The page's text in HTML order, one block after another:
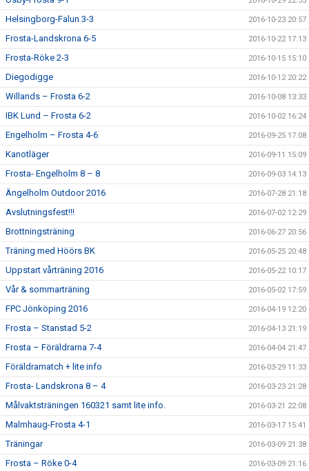
Helsingborg-Falun 3-3 2016-10-23 20:57
Frosta-Landskrona 6-5 2016-10-22 17:13
Frosta-Röke 2-3 2016-10-15 15:10
Diegodigge 2016-10-12 20:22
Willands – Frosta 6-2 2016-10-08 13:33
IBK Lund – Frosta 6-2 2016-10-02 16:24
Engelholm – Frosta 4-6 2016-09-25 17:08
Kanotläger 2016-09-11 15:09
Frosta- Engelholm 8 – 8 2016-09-03 14:13
Ängelholm Outdoor 2016 2016-07-28 21:18
Avslutningsfest!!! 2016-07-02 12:29
Brottningsträning 2016-06-27 20:56
Träning med Höörs BK 2016-05-25 20:48
Uppstart vårträning 2016 2016-05-22 10:17
Vår & sommarträning 2016-05-02 17:59
FPC Jönköping 2016 2016-04-19 12:20
Frosta – Stanstad 5-2 2016-04-13 21:19
Frosta – Föräldrarna 7-4 2016-04-04 21:47
Föräldramatch + lite info 2016-03-29 11:33
Frosta- Landskrona 8 – 4 2016-03-23 21:28
Målvaktsträningen 160321 samt lite info. 2016-03-21 22:08
Malmhaug-Frosta 4-1 2016-03-17 15:41
Träningar 2016-03-09 21:38
Frosta – Röke 0-4 2016-03-09 21:16